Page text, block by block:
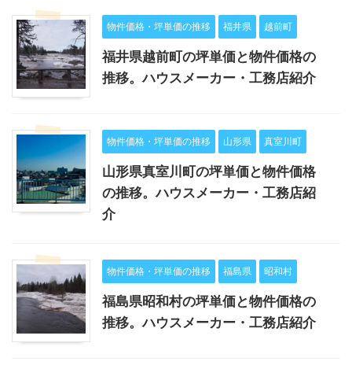
物件価格・坪単価の推移 福井県 越前町
福井県越前町の坪単価と物件価格の
推移。ハウスメーカー・工務店紹介
物件価格・坪単価の推移 山形県 真室川町
山形県真室川町の坪単価と物件価格
の推移。ハウスメーカー・工務店紹
介
物件価格・坪単価の推移 福島県 昭和村
福島県昭和村の坪単価と物件価格の
推移。ハウスメーカー・工務店紹介